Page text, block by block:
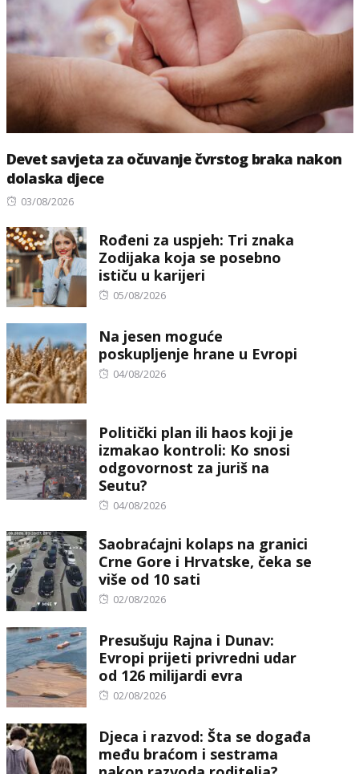
Devet savjeta za očuvanje čvrstog braka nakon
dolaska djece
Posted
03/08/2026
Rođeni za uspjeh: Tri znaka
Zodijaka koja se posebno
ističu u karijeri
Posted
05/08/2026
Na jesen moguće
poskupljenje hrane u Evropi
Posted
04/08/2026
Politički plan ili haos koji je
izmakao kontroli: Ko snosi
odgovornost za juriš na
Seutu?
Posted
04/08/2026
Saobraćajni kolaps na granici
Crne Gore i Hrvatske, čeka se
više od 10 sati
Posted
02/08/2026
Presušuju Rajna i Dunav:
Evropi prijeti privredni udar
od 126 milijardi evra
Posted
02/08/2026
Djeca i razvod: Šta se događa
među braćom i sestrama